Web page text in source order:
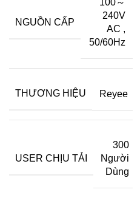
NGUỒN CẤP
100～
240V
AC ,
50/60Hz
THƯƠNG HIỆU Reyee
USER CHỊU TẢI
300
Người
Dùng